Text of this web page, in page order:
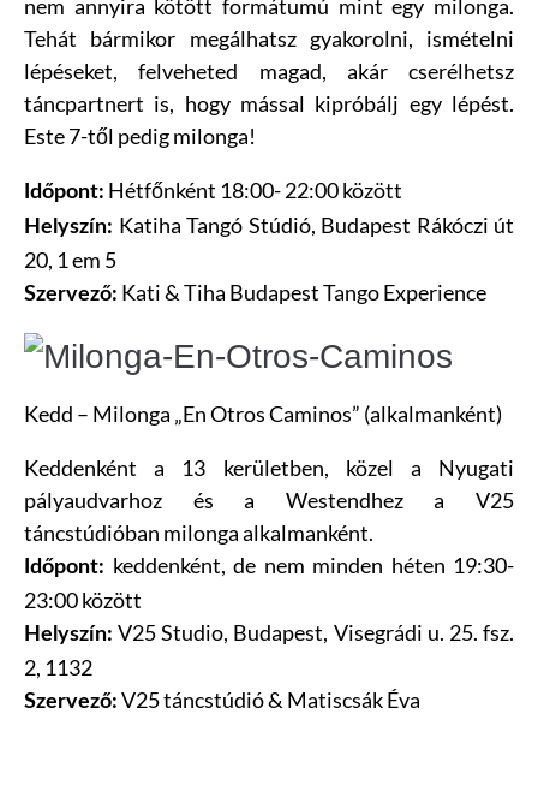
nem annyira kötött formátumú mint egy milonga.
Tehát bármikor megálhatsz gyakorolni, ismételni
lépéseket, felveheted magad, akár cserélhetsz
táncpartnert is, hogy mással kipróbálj egy lépést.
Este 7-től pedig milonga!
Időpont: Hétfőnként 18:00- 22:00 között
Helyszín: Katiha Tangó Stúdió, Budapest Rákóczi út
20, 1 em 5
Szervező: Kati & Tiha Budapest Tango Experience
Kedd – Milonga „En Otros Caminos” (alkalmanként)
Keddenként a 13 kerületben, közel a Nyugati
pályaudvarhoz és a Westendhez a V25
táncstúdióban milonga alkalmanként.
Időpont: keddenként, de nem minden héten 19:30-
23:00 között
Helyszín: V25 Studio, Budapest, Visegrádi u. 25. fsz.
2, 1132
Szervező: V25 táncstúdió & Matiscsák Éva